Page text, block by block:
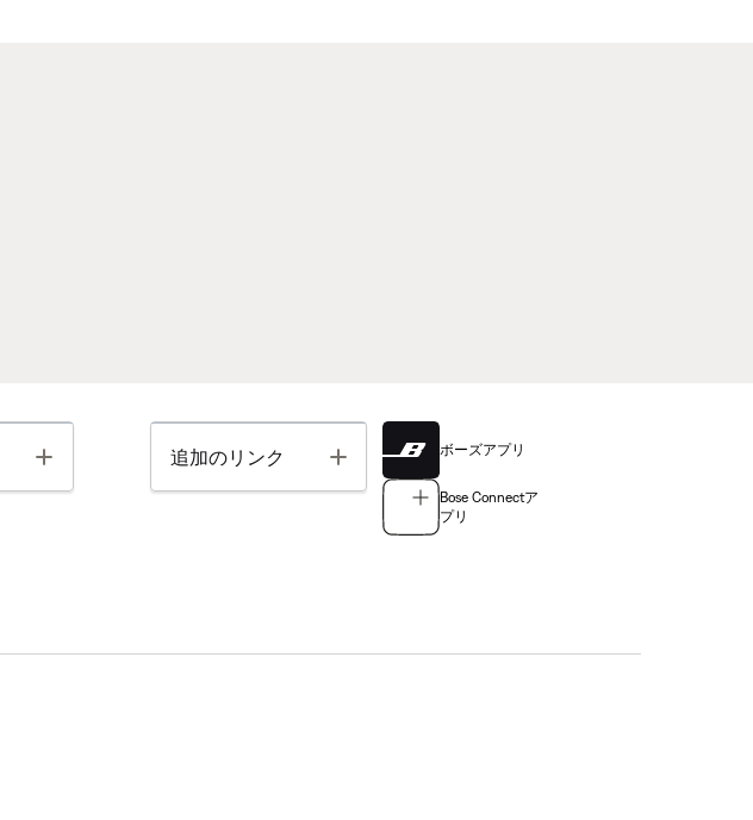
Toggle 追加のリンク Toggle ボーズアプリ
Bose Connectア
プリ